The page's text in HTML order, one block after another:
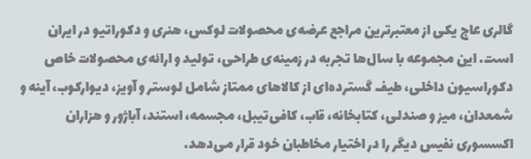
گالری عاج یکی از معتبرترین مراجع عرضه‌ی محصولات لوکس، هنری و دکوراتیو در ایران
است. این مجموعه با سال‌ها تجربه در زمینه‌ی طراحی، تولید و ارائه‌ی محصولات خاص
دکوراسیون داخلی، طیف گسترده‌ای از کالاهای ممتاز شامل لوستر و آویز، دیوارکوب، آینه و
شمعدان، میز و صندلی، کتابخانه، قاب، کافی‌تیبل، مجسمه، استند، آباژور و هزاران
اکسسوری نفیس دیگر را در اختیار مخاطبان خود قرار می‌دهد.